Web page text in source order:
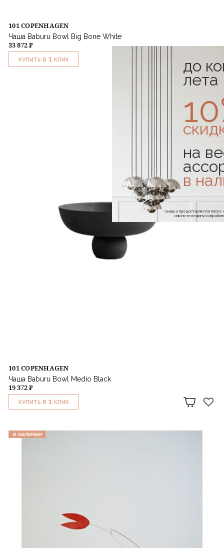
101 COPENHAGEN
Чаша Baburu Bowl Big Bone White
33 872 ₽
КУПИТЬ В 1 КЛИК
101 COPENHAGEN
Чаша Baburu Bowl Medio Black
19 372 ₽
КУПИТЬ В 1 КЛИК
в наличии
до
лета
на
в
* скидка предоставляется
или по телефону и